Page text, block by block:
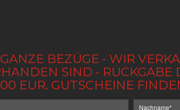
BEZÜGE - WIR
SIND - RÜCKGABE
EUR. GUTSCHEINE